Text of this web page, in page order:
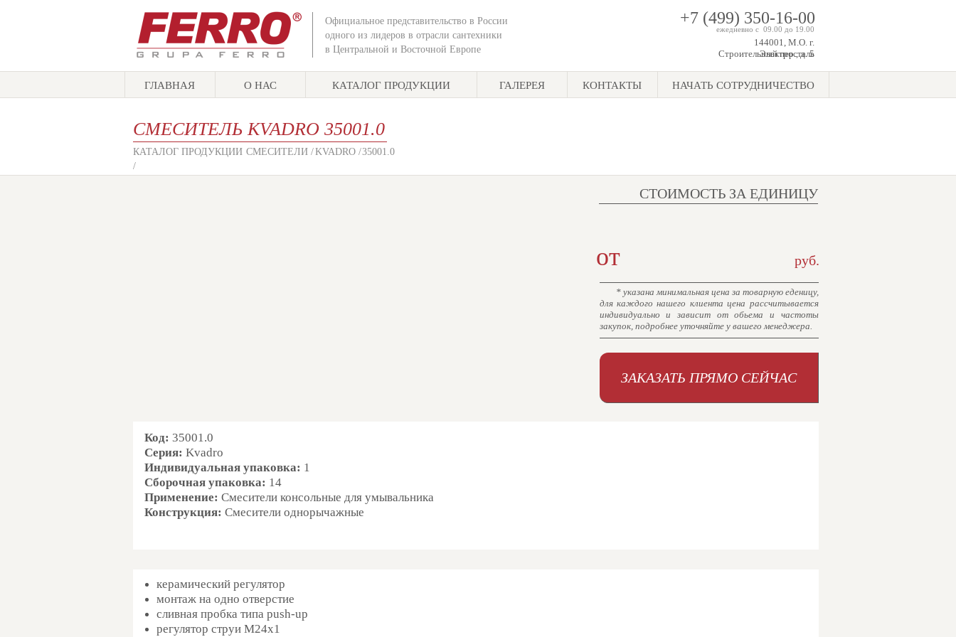
Официальное представительство в России
одного из лидеров в отрасли сантехники
в Центральной и Восточной Европе
+7 (499) 350-16-00
144001, М.О. г.
Электросталь
ежедневно с 09.00 до 19.00
Строительный пер., д. 5
ГЛАВНАЯ О НАС КАТАЛОГ ПРОДУКЦИИ ГАЛЕРЕЯ КОНТАКТЫ НАЧАТЬ СОТРУДНИЧЕСТВО
СМЕСИТЕЛЬ KVADRO 35001.0
КАТАЛОГ ПРОДУКЦИИ
/
СМЕСИТЕЛИ /KVADRO /35001.0
от руб.
ЗАКАЗАТЬ ПРЯМО СЕЙЧАС
СТОИМОСТЬ ЗА ЕДИНИЦУ
* указана минимальная цена за товарную еденицу,
для каждого нашего клиента цена рассчитывается
индивидуально и зависит от обьема и частоты
закупок, подробнее уточняйте у вашего менеджера.
Код: 35001.0
Серия: Kvadro
Индивидуальная упаковка: 1
Сборочная упаковка: 14
Применение: Смесители консольные для умывальника
Конструкция: Смесители однорычажные
керамический регулятор
монтаж на одно отверстие
сливная пробка типа push-up
регулятор струи M24x1